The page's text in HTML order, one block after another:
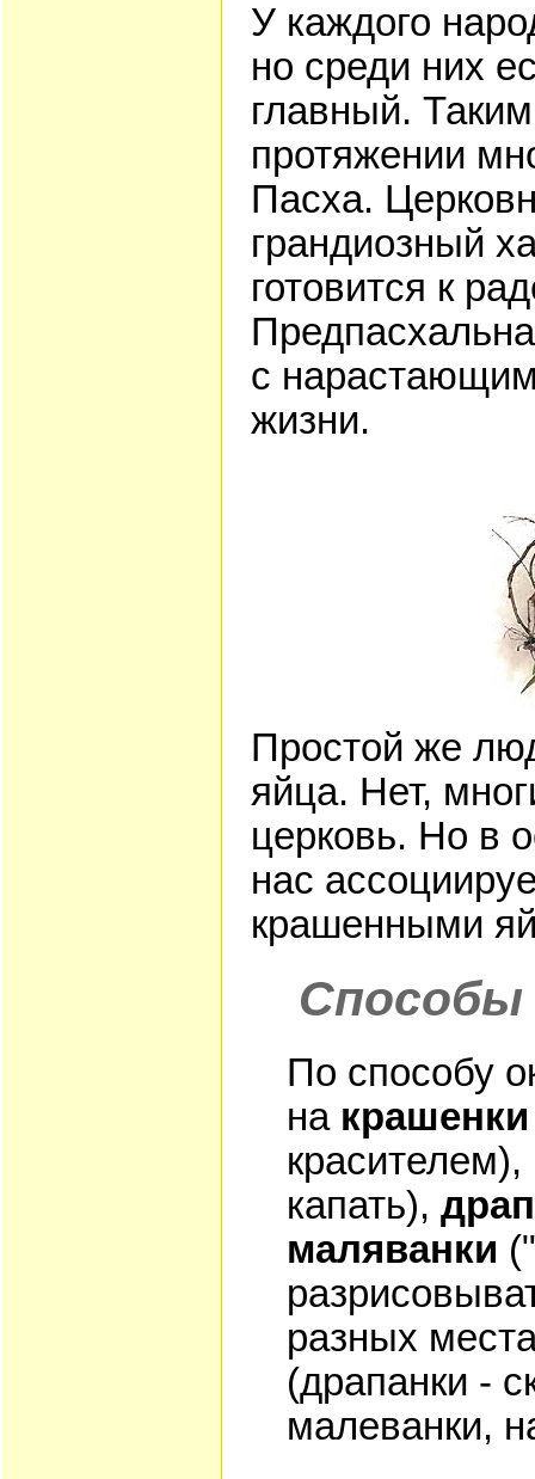
У каждого
но среди них
главный.
протяжении
Пасха.
грандиозный
готовится к
с
жизни.
Простой же
яйца. Нет,
церковь. Но в
нас
крашенными
Способы
По способу
на крашенки
красителем),
капать),
маляванки
разных
(драпанки -
малеванки,